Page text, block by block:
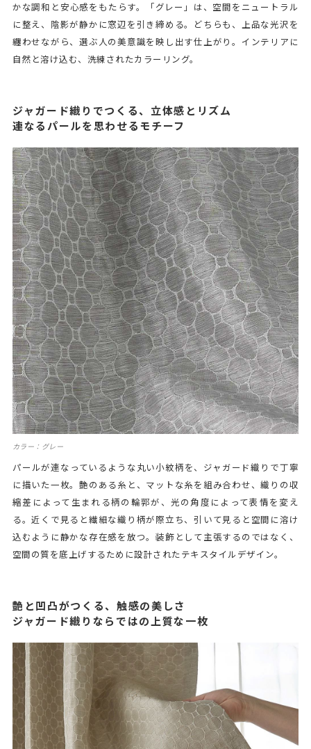
かな調和と安心感をもたらす。「グレー」は、空間をニュートラル
に整え、陰影が静かに窓辺を引き締める。どちらも、上品な光沢を
纏わせながら、選ぶ人の美意識を映し出す仕上がり。インテリアに
自然と溶け込む、洗練されたカラーリング。
ジャガード織りでつくる、立体感とリズム
連なるパールを思わせるモチーフ
カラー：グレー
パールが連なっているような丸い小紋柄を、ジャガード織りで丁寧
に描いた一枚。艶のある糸と、マットな糸を組み合わせ、織りの収
縮差によって生まれる柄の輪郭が、光の角度によって表情を変え
る。近くで見ると繊細な織り柄が際立ち、引いて見ると空間に溶け
込むように静かな存在感を放つ。装飾として主張するのではなく、
空間の質を底上げするために設計されたテキスタイルデザイン。
艶と凹凸がつくる、触感の美しさ
ジャガード織りならではの上質な一枚